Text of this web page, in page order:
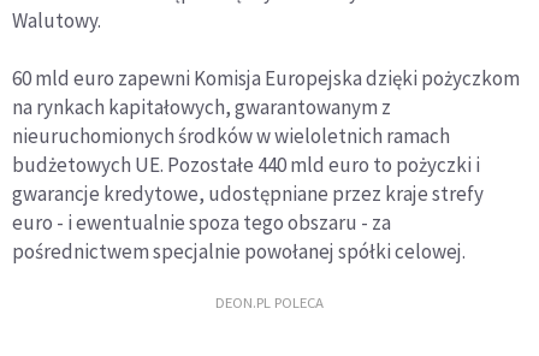
Walutowy.
60 mld euro zapewni Komisja Europejska dzięki pożyczkom
na rynkach kapitałowych, gwarantowanym z
nieuruchomionych środków w wieloletnich ramach
budżetowych UE. Pozostałe 440 mld euro to pożyczki i
gwarancje kredytowe, udostępniane przez kraje strefy
euro - i ewentualnie spoza tego obszaru - za
pośrednictwem specjalnie powołanej spółki celowej.
DEON.PL POLECA